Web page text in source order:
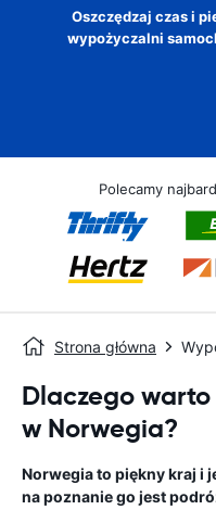
Oszczędzaj czas i
wypożyczalni
Polecamy
Strona główna
Dlaczego
w Norwegia?
Norwegia to piękny kraj i
na poznanie go jest